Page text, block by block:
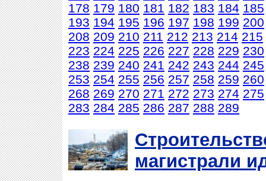
178 179 180 181 182 183 184 185
193 194 195 196 197 198 199 200
208 209 210 211 212 213 214 215
223 224 225 226 227 228 229 230
238 239 240 241 242 243 244 245
253 254 255 256 257 258 259 260
268 269 270 271 272 273 274 275
283 284 285 286 287 288 289
магистрали